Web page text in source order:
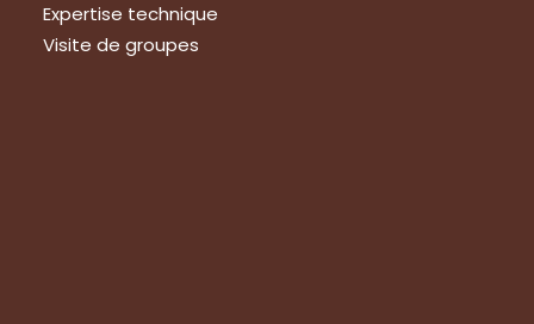
Expertise technique
Visite de groupes